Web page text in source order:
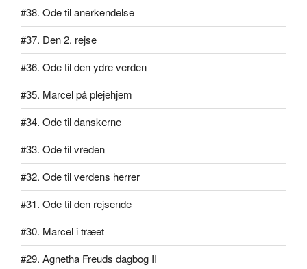
#38. Ode til anerkendelse
#37. Den 2. rejse
#36. Ode til den ydre verden
#35. Marcel på plejehjem
#34. Ode til danskerne
#33. Ode til vreden
#32. Ode til verdens herrer
#31. Ode til den rejsende
#30. Marcel i træet
#29. Agnetha Freuds dagbog II